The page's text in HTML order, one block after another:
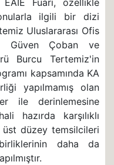
Fuarı, özellikle
ilgili bir dizi
Uluslararası Ofis
Güven Çoban ve
Burcu Tertemiz'in
kapsamında KA
yapılmamış olan
ile derinlemesine
hazırda karşılıklı
üst düzey temsilcileri
daha da